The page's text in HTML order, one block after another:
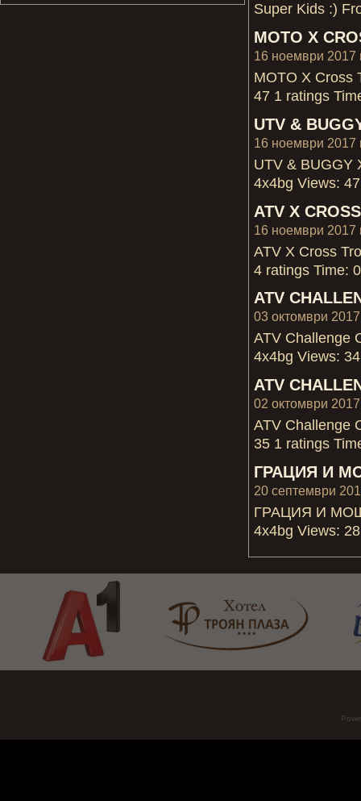
Super Kids :)
MOTO X
16 ноември 2017
MOTO X Cross
47 1 ratings
UTV &
16 ноември 2017
UTV & BUGGY
4x4bg Views:
ATV X
16 ноември 2017
ATV X Cross
4 ratings Time:
ATV
03 октомври 2017
ATV Challenge
4x4bg Views:
ATV
02 октомври 2017
ATV Challenge
35 1 ratings
ГРАЦИЯ И
20 септември
ГРАЦИЯ И МОЩ
4x4bg Views: